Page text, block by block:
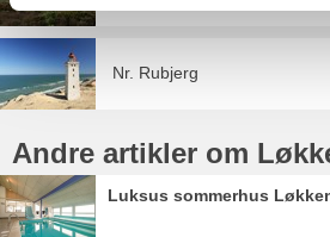
Nr. Rubjerg
Andre artikler om
Luksus sommerhus